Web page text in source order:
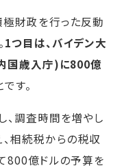
極財政を行った反動
1つ目は、バイデン大
国歳入庁)に800億
す。
、調査時間を増やし
相続税からの税収
800億ドルの予算を